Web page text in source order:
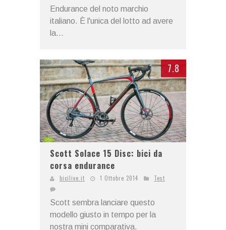
Endurance del noto marchio
italiano. È l'unica del lotto ad avere
la...
7.8
Scott Solace 15 Disc: bici da
corsa endurance
bicilive.it 1 Ottobre 2014 Test
Scott sembra lanciare questo
modello giusto in tempo per la
nostra mini comparativa.